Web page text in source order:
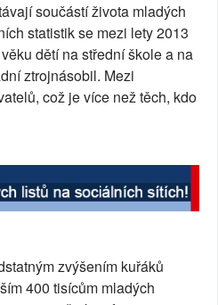
součástí života mladých
statistik se mezi lety 2013
dětí na střední škole a na
ztrojnásobil. Mezi
což je více než těch, kdo
zvýšením kuřáků
400 tisícům mladých